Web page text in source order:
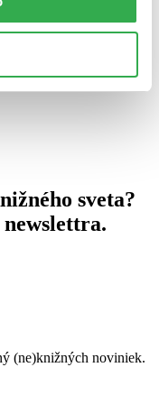
sveta?
(ne)knižných noviniek.